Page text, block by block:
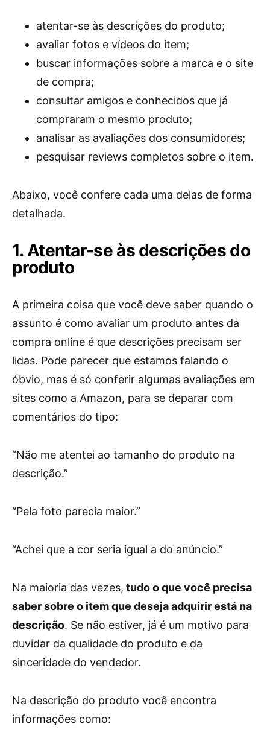
atentar-se às descrições do produto;
avaliar fotos e vídeos do item;
buscar informações sobre a marca e o site
de compra;
consultar amigos e conhecidos que já
compraram o mesmo produto;
analisar as avaliações dos consumidores;
pesquisar reviews completos sobre o item.
Abaixo, você confere cada uma delas de forma
detalhada.
1. Atentar-se às descrições do
produto
A primeira coisa que você deve saber quando o
assunto é como avaliar um produto antes da
compra online é que descrições precisam ser
lidas. Pode parecer que estamos falando o
óbvio, mas é só conferir algumas avaliações em
sites como a Amazon, para se deparar com
comentários do tipo:
“Não me atentei ao tamanho do produto na
descrição.”
“Pela foto parecia maior.”
“Achei que a cor seria igual a do anúncio.”
Na maioria das vezes, tudo o que você precisa
saber sobre o item que deseja adquirir está na
descrição. Se não estiver, já é um motivo para
duvidar da qualidade do produto e da
sinceridade do vendedor.
Na descrição do produto você encontra
informações como: